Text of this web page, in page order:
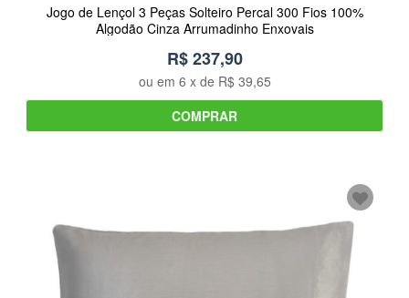
Jogo de Lençol 3 Peças Solteiro Percal 300 Fios 100%
Algodão Cinza Arrumadinho Enxovais
R$ 237,90
ou em 6 x de R$ 39,65
COMPRAR